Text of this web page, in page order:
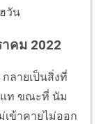
วัน
คม 2022
ลายเป็นสิ่งที่
แท ขณะที่ นัม
ข้าคายไม่ออก